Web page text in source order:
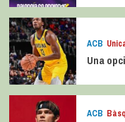
ACB
Una
ACB